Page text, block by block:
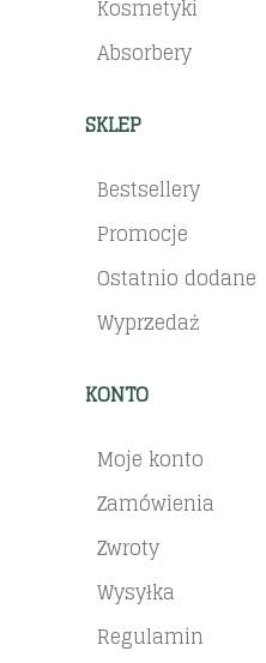
Kosmetyki
Absorbery
SKLEP
Bestsellery
Promocje
Ostatnio dodane
Wyprzedaż
KONTO
Moje konto
Zamówienia
Zwroty
Wysyłka
Regulamin